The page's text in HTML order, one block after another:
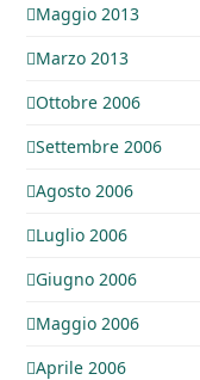
Maggio 2013
Marzo 2013
Ottobre 2006
Settembre 2006
Agosto 2006
Luglio 2006
Giugno 2006
Maggio 2006
Aprile 2006